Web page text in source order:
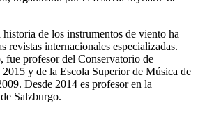
de los instrumentos de viento ha
revistas internacionales especializadas.
fue profesor del Conservatorio de
y de la Escola Superior de Música de
Desde 2014 es profesor en la
Salzburgo.